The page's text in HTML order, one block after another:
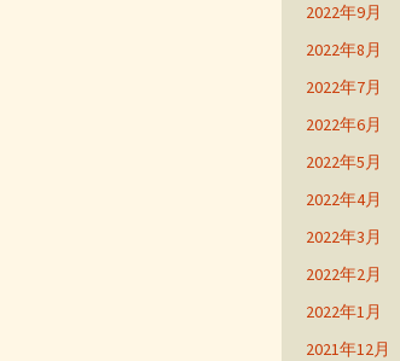
2022年9月
2022年8月
2022年7月
2022年6月
2022年5月
2022年4月
2022年3月
2022年2月
2022年1月
2021年12月